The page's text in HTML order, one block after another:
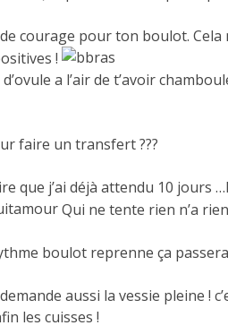
courage pour ton boulot.
!
a l’air de t’avoir
faire un transfert ???
que j’ai déjà attendu 10 jours
Qui ne tente rien n’a
boulot reprenne ça
aussi la vessie pleine !
les cuisses !